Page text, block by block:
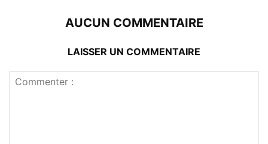
AUCUN COMMENTAIRE
LAISSER UN COMMENTAIRE